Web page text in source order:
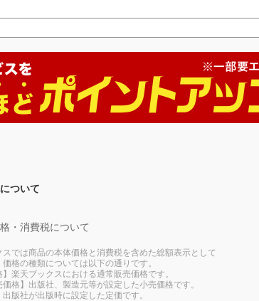
ついて
・消費税について
スでは商品の本体価格と消費税を含めた総額表示として
格の種類については以下の通りです。
】楽天ブックスにおける通常販売価格です。
価格】出版社、製造元等が設定した小売価格です。
出版社が出版時に設定した定価です。